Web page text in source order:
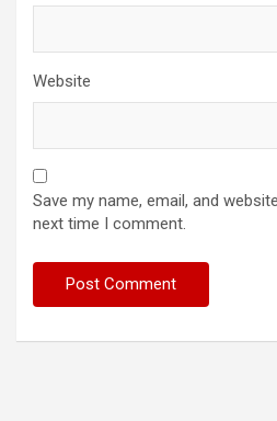
Website
Save my name, email, and
next time I comment.